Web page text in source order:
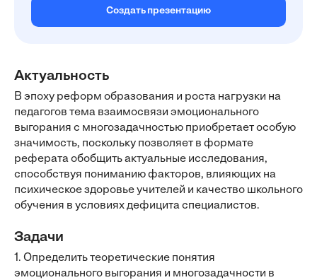
Создать презентацию
Актуальность
В эпоху реформ образования и роста нагрузки на
педагогов тема взаимосвязи эмоционального
выгорания с многозадачностью приобретает особую
значимость, поскольку позволяет в формате
реферата обобщить актуальные исследования,
способствуя пониманию факторов, влияющих на
психическое здоровье учителей и качество школьного
обучения в условиях дефицита специалистов.
Задачи
1. Определить теоретические понятия
эмоционального выгорания и многозадачности в